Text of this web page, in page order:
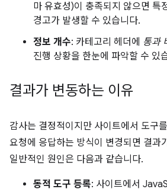
마 유효성)이 충족되지 않으면 특
경고가 발생할 수 있습니다.
정보 개수: 카테고리 헤더에 통과
진행 상황을 한눈에 파악할 수 있
결과가 변동하는 이유
감사는 결정적이지만 사이트에서 도구
요청에 응답하는 방식이 변경되면 결과
일반적인 원인은 다음과 같습니다.
동적 도구 등록: 사이트에서